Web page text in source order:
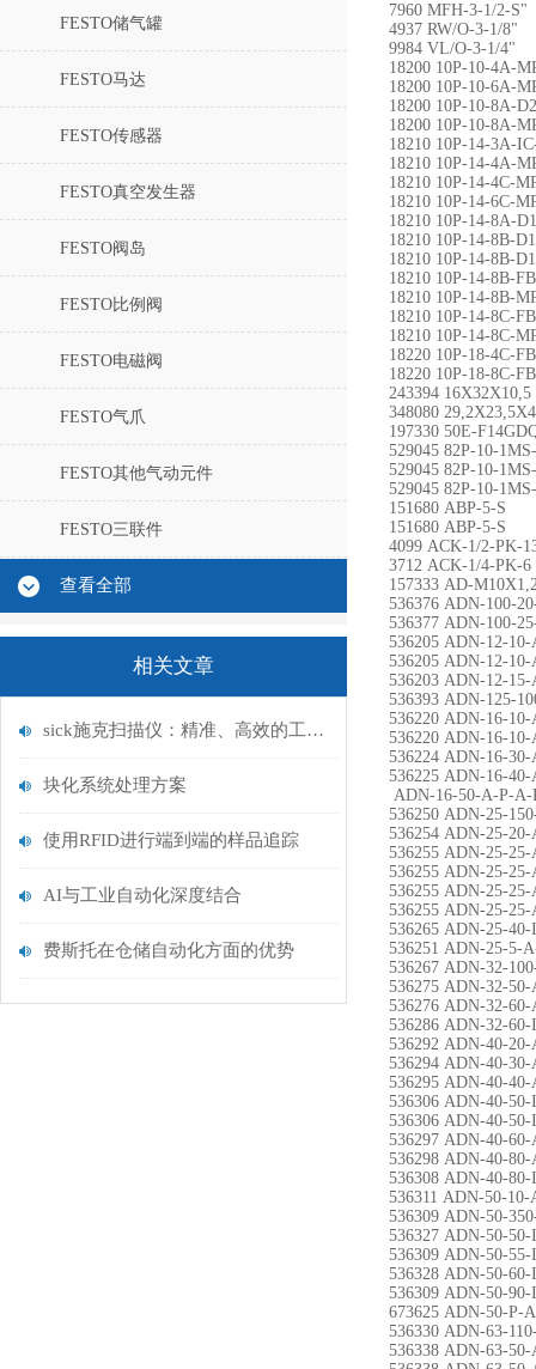
FESTO储气罐
FESTO马达
FESTO传感器
FESTO真空发生器
FESTO阀岛
FESTO比例阀
FESTO电磁阀
FESTO气爪
FESTO其他气动元件
FESTO三联件
查看全部
相关文章
sick施克扫描仪：精准、高效的工业视觉解决方案
块化系统处理方案
使用RFID进行端到端的样品追踪
AI与工业自动化深度结合
费斯托在仓储自动化方面的优势
7960 MFH-3-1/2-S"
4937 RW/O-3-1/8"
9984 VL/O-3-1/4"
18200 10P-10-4A-
18200 10P-10-6A-
18200 10P-10-8A-
18200 10P-10-8A-
18210 10P-14-3A-
18210 10P-14-4A-
18210 10P-14-4C-
18210 10P-14-6C-
18210 10P-14-8A-
18210 10P-14-8B-
18210 10P-14-8B-
18210 10P-14-8B-
18210 10P-14-8B-
18210 10P-14-8C-
18210 10P-14-8C-
18220 10P-18-4C-
18220 10P-18-8C-
243394 16X32X10,5
348080
197330 50E-
529045 82P-10-
529045 82P-10-
529045 82P-10-
151680 ABP-5-S
151680 ABP-5-S
4099 ACK-1/2-PK-
3712 ACK-1/4-PK-6
157333 AD-
536376 ADN-100-
536377 ADN-100-
536205 ADN-12-
536205 ADN-12-
536203 ADN-12-
536393 ADN-125-
536220 ADN-16-
536220 ADN-16-
536224 ADN-16-
536225 ADN-16-
ADN-16-50-A-P-A-
536250 ADN-25-
536254 ADN-25-
536255 ADN-25-
536255 ADN-25-
536255 ADN-25-
536255 ADN-25-
536265 ADN-25-
536251 ADN-25-5-
536267 ADN-32-
536275 ADN-32-
536276 ADN-32-
536286 ADN-32-
536292 ADN-40-
536294 ADN-40-
536295 ADN-40-
536306 ADN-40-
536306 ADN-40-
536297 ADN-40-
536298 ADN-40-
536308 ADN-40-
536311 ADN-50-
536309 ADN-50-
536327 ADN-50-
536309 ADN-50-
536328 ADN-50-
536309 ADN-50-
673625 ADN-50-P-A
536330 ADN-63-
536338 ADN-63-50-